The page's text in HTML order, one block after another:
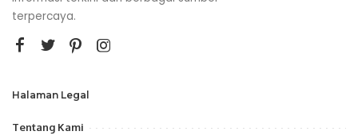
terpercaya.
Halaman Legal
Tentang Kami